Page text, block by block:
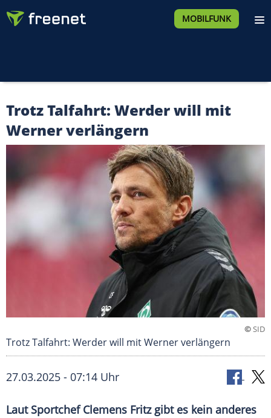
MOBILFUNK
Trotz Talfahrt: Werder will mit
Werner verlängern
©SID
Trotz Talfahrt: Werder will mit Werner verlängern
27.03.2025 - 07:14 Uhr
Laut Sportchef Clemens Fritz gibt es kein anderes